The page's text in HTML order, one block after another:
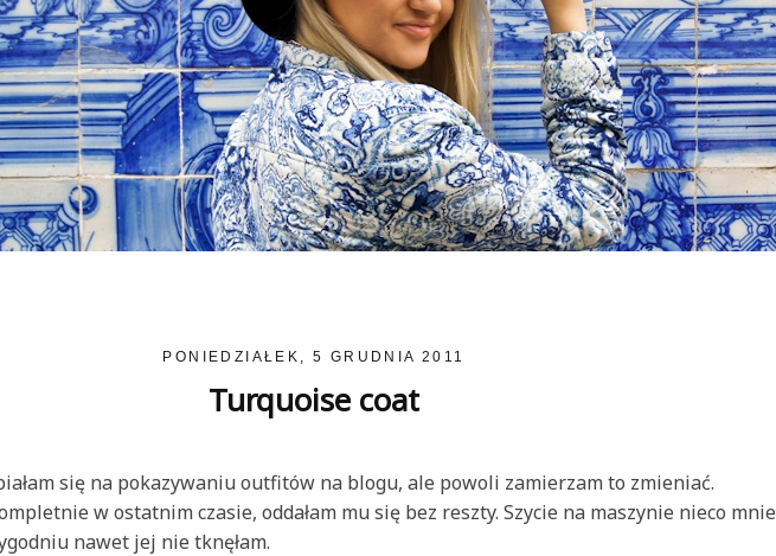
PONIEDZIAŁEK, 5 GRUDNIA 2011
Turquoise coat
się na pokazywaniu outfitów na blogu, ale powoli zamierzam to zmieniać.
w ostatnim czasie, oddałam mu się bez reszty. Szycie na maszynie nieco mnie
nawet jej nie tknęłam.